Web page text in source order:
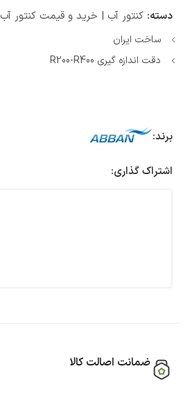
دسته: کنتور آب | خرید و قیمت کنتور آب
ساخت ایران
دقت اندازه گیری R200-R400
برند:
اشتراک گذاری:
ضمانت اصالت کالا